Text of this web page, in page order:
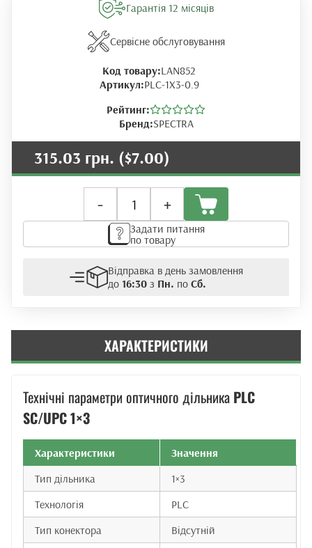
Гарантія 12 місяців
Сервісне обслуговування
Код товару:LAN852
Артикул:PLC-1X3-0.9
Рейтинг:
Бренд:SPECTRA
315.03 грн. ($7.00)
-
дільник
PLC
1x3
(Ø
кількість
+
Задати питання
по товару
Відправка в день замовлення
до 16:30з Пн. по Сб.
ХАРАКТЕРИСТИКИ
Технічні параметри оптичного дільника PLC
SC/UPC 1×3
Характеристики
Значення
Тип дільника
1×3
Технологія
PLC
Тип конектора
Відсутній